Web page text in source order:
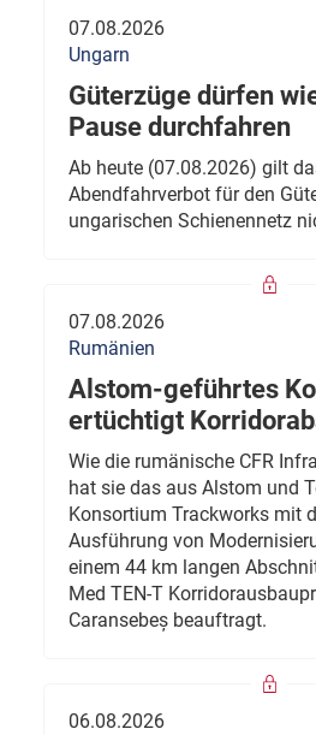
07.08.2026
Ungarn
Güterzüge dürfen
Pause durchfahren
Ab heute (07.08.2026) gilt
Abendfahrverbot für den
ungarischen Schienennetz
07.08.2026
Rumänien
Alstom-geführtes
ertüchtigt
Wie die rumänische CFR
hat sie das aus Alstom und
Konsortium Trackworks mit
Ausführung von
einem 44 km langen
Med TEN-T
Caransebeș beauftragt.
06.08.2026